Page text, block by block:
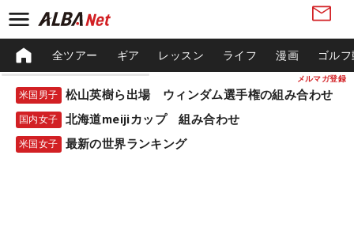
メルマガ登録
全ツアー ギア レッスン ライフ 漫画 ゴル
米国男子 松山英樹ら出場 ウィンダム選手権の組み合わせ
国内女子 北海道meijiカップ 組み合わせ
米国女子 最新の世界ランキング